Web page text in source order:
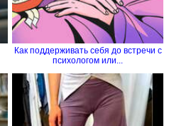
Как поддерживать себя до встречи с
психологом или...